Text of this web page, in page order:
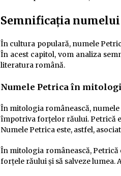
Semnificația
În cultura populară, numele
În acest capitol, vom analiza
literatura română.
Numele Petrica în
În mitologia românească,
împotriva forțelor răului. Petrică
Numele Petrica este, astfel,
În mitologia românească, Petrică
forțele răului și să salveze lumea.